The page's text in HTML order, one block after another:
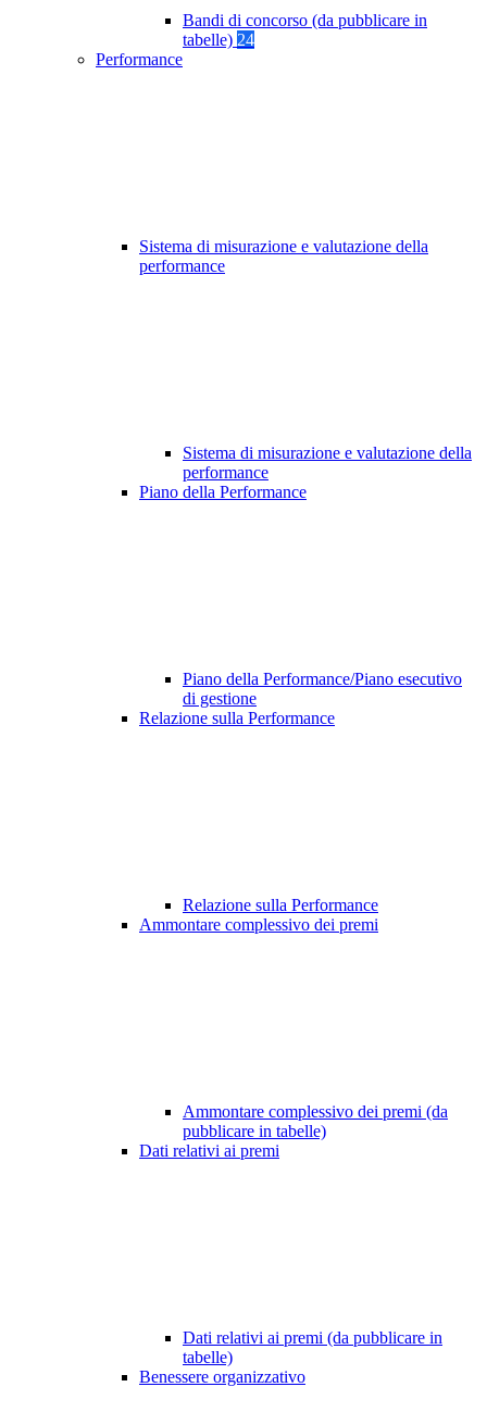
Bandi di concorso (da pubblicare in
tabelle) 24
Performance
Sistema di misurazione e valutazione della
performance
Sistema di misurazione e valutazione della
performance
Piano della Performance
Piano della Performance/Piano esecutivo
di gestione
Relazione sulla Performance
Relazione sulla Performance
Ammontare complessivo dei premi
Ammontare complessivo dei premi (da
pubblicare in tabelle)
Dati relativi ai premi
Dati relativi ai premi (da pubblicare in
tabelle)
Benessere organizzativo